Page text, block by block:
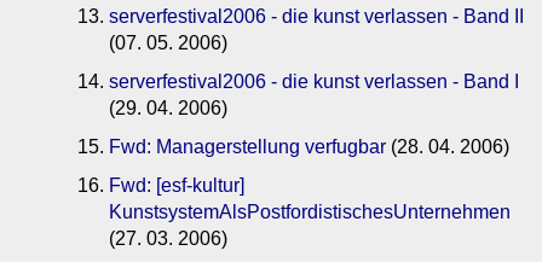
serverfestival2006 - die kunst verlassen - Band II
(07. 05. 2006)
serverfestival2006 - die kunst verlassen - Band I
(29. 04. 2006)
Fwd: Managerstellung verfugbar (28. 04. 2006)
Fwd: [esf-kultur]
KunstsystemAlsPostfordistischesUnternehmen
(27. 03. 2006)